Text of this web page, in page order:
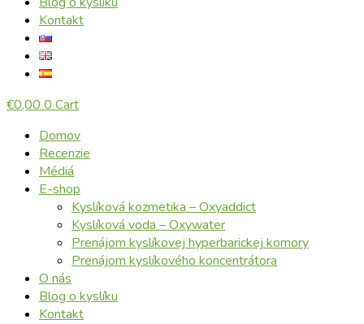
Kontakt
€0,00 0 Cart
Domov
Recenzie
Médiá
E-shop
Kyslíková kozmetika – Oxyaddict
Kyslíková voda – Oxywater
Prenájom kyslíkovej hyperbarickej komory
Prenájom kyslíkového koncentrátora
O nás
Blog o kyslíku
Kontakt